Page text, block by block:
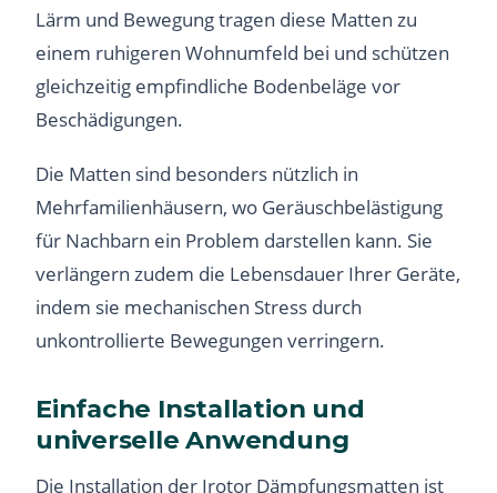
Lärm und Bewegung tragen diese Matten zu
einem ruhigeren Wohnumfeld bei und schützen
gleichzeitig empfindliche Bodenbeläge vor
Beschädigungen.
Die Matten sind besonders nützlich in
Mehrfamilienhäusern, wo Geräuschbelästigung
für Nachbarn ein Problem darstellen kann. Sie
verlängern zudem die Lebensdauer Ihrer Geräte,
indem sie mechanischen Stress durch
unkontrollierte Bewegungen verringern.
Einfache Installation und
universelle Anwendung
Die Installation der Irotor Dämpfungsmatten ist